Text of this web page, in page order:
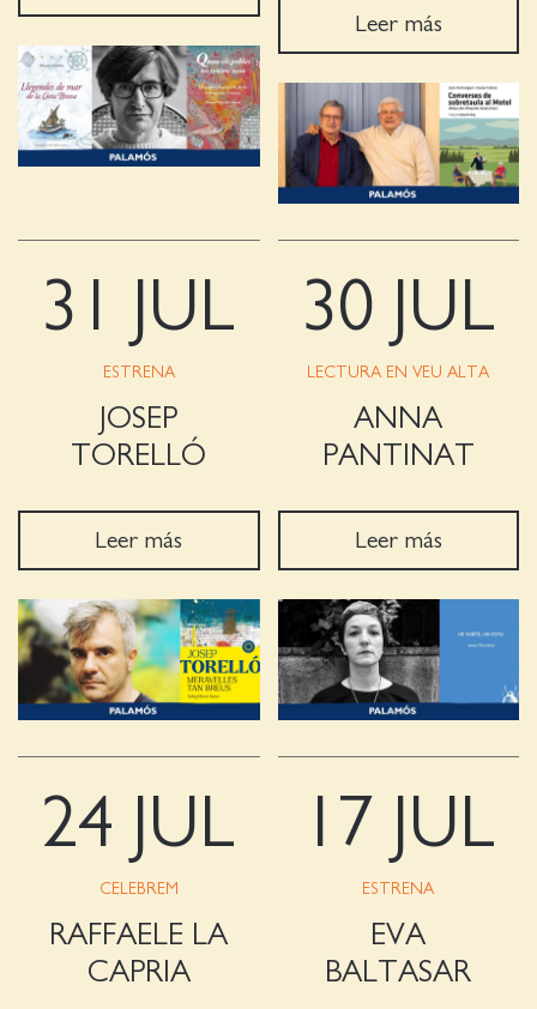
Leer más
31 JUL
ESTRENA
JOSEP
TORELLÓ
Leer más
30 JUL
LECTURA EN VEU ALTA
ANNA
PANTINAT
Leer más
24 JUL
CELEBREM
RAFFAELE LA
CAPRIA
17 JUL
ESTRENA
EVA
BALTASAR